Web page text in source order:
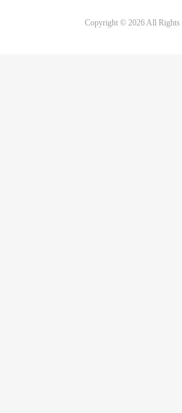
Copyright © 2026 All